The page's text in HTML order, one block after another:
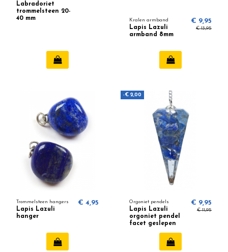
Labradoriet
trommelsteen 20-
40 mm
Kralen armband
Lapis Lazuli
armband 8mm
€ 9,95
€ 13,95
Trommelsteen hangers
Lapis Lazuli
hanger
€ 4,95
-€ 2,00
Orgoniet pendels
Lapis Lazuli
orgoniet pendel
facet geslepen
€ 9,95
€ 11,95